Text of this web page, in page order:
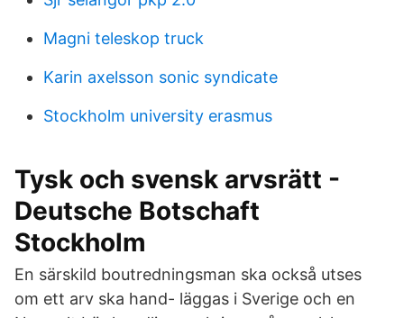
Magni teleskop truck
Karin axelsson sonic syndicate
Stockholm university erasmus
Tysk och svensk arvsrätt -
Deutsche Botschaft
Stockholm
En särskild boutredningsman ska också utses
om ett arv ska hand- läggas i Sverige och en